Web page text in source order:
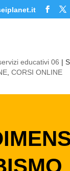
educativi 06 |
,CORSI ONLINE